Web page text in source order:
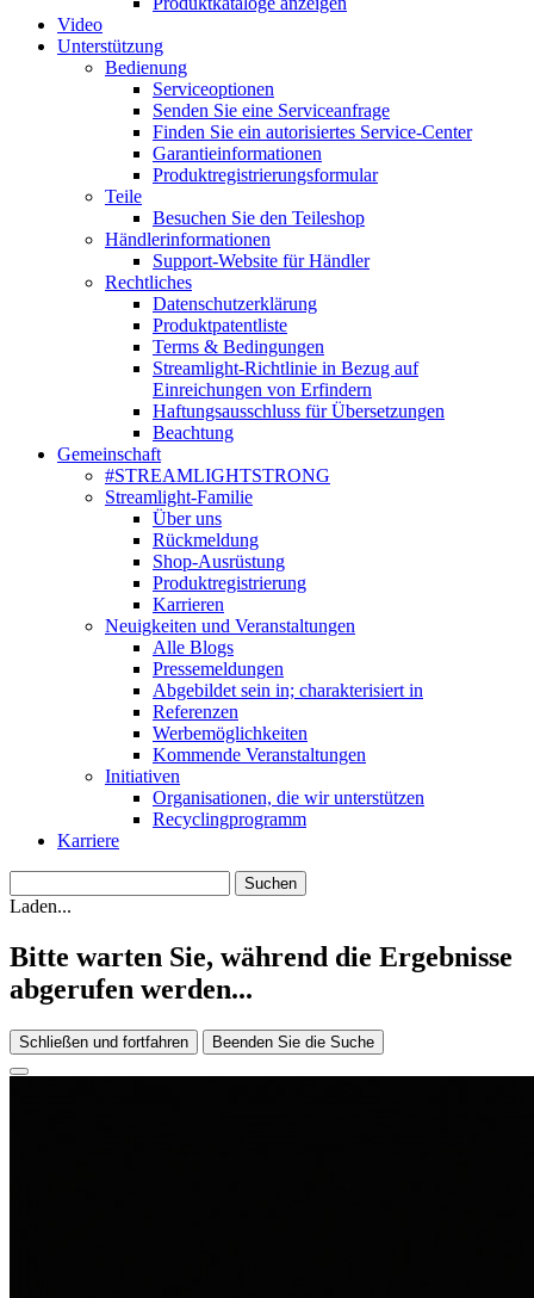
Video
Unterstützung
Bedienung
Serviceoptionen
Senden Sie eine Serviceanfrage
Finden Sie ein autorisiertes Service-Center
Garantieinformationen
Produktregistrierungsformular
Teile
Besuchen Sie den Teileshop
Händlerinformationen
Support-Website für Händler
Rechtliches
Datenschutzerklärung
Produktpatentliste
Terms & Bedingungen
Streamlight-Richtlinie in Bezug auf
Einreichungen von Erfindern
Haftungsausschluss für Übersetzungen
Beachtung
Gemeinschaft
#STREAMLIGHTSTRONG
Streamlight-Familie
Über uns
Rückmeldung
Shop-Ausrüstung
Produktregistrierung
Karrieren
Neuigkeiten und Veranstaltungen
Alle Blogs
Pressemeldungen
Abgebildet sein in; charakterisiert in
Referenzen
Werbemöglichkeiten
Kommende Veranstaltungen
Initiativen
Organisationen, die wir unterstützen
Recyclingprogramm
Karriere
Laden...
Bitte warten Sie, während die Ergebnisse
abgerufen werden...
Schließen und fortfahren Beenden Sie die Suche